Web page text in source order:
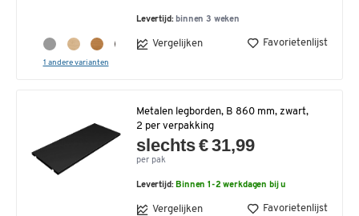
1 andere varianten
Levertijd: binnen 3 weken
Vergelijken Favorietenlijst
Metalen legborden, B 860 mm, zwart,
2 per verpakking
slechts € 31,99
per pak
Levertijd: Binnen 1-2 werkdagen bij u
Vergelijken Favorietenlijst